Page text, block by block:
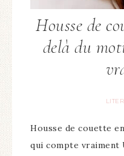
Housse de
delà du
Housse de couette
qui compte vraiment